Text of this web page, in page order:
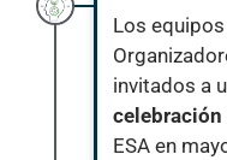
Los
invitados a
celebración
ESA en